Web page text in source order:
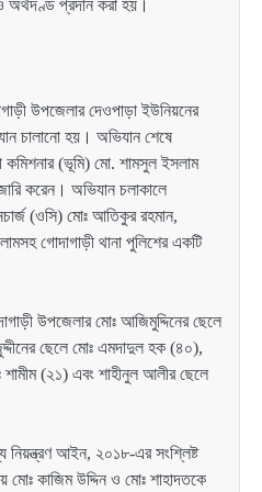
অর্থদণ্ড প্রদান করা হয়।
উপজেলার দেওপাড়া ইউনিয়নের
চালানো হয়। অভিযান শেষে
কমিশনার (ভূমি) মো. শামসুল ইসলাম
করেন। অভিযান চলাকালে
(ওসি) মোঃ আতিকুর রহমান,
গোদাগাড়ী থানা পুলিশের একটি
উপজেলার মোঃ আজিমুদ্দিনের ছেলে
ছেলে মোঃ এমদাদুল হক (৪০),
(২১) এবং শাহীনুল আলীর ছেলে
নিয়ন্ত্রণ আইন, ২০১৮-এর সংশ্লিষ্ট
মোঃ কাজিম উদ্দিন ও মোঃ শাহাদতকে